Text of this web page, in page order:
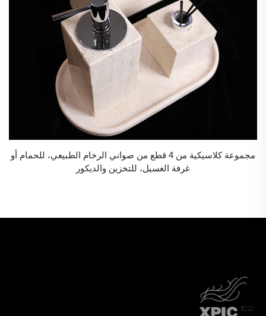
مجموعة كلاسيكية من 4 قطع من صواني الرخام الطبيعي، للحمام أو
غرفة الغسيل، للتخزين والديكور